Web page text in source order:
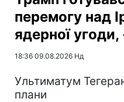
перемогу над
ядерної
18:36 09.08.2026 Нд
Ультиматум
плани